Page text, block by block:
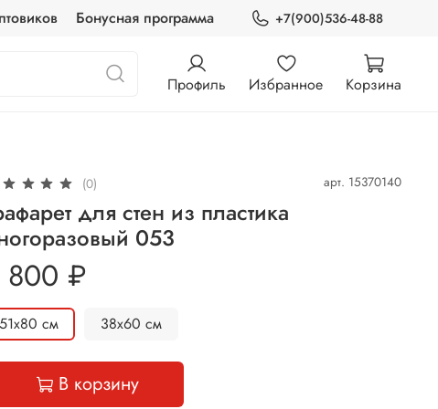
Бонусная программа +7(900)536-48-88
Профиль Избранное Корзина
(0) арт. 15370140
для стен из пластика
053
800 ₽
51х80 см 38х60 см
В корзину